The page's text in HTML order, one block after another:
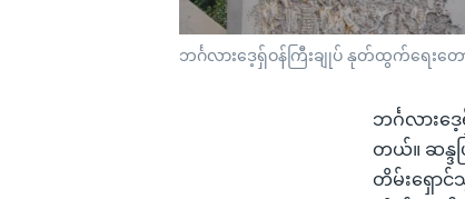
ဘင်္ဂလားဒေ့ရှ်ဝန်ကြီးချုပ် နုတ်ထွက်ရေးတေ
ဘင်္ဂလား
တယ်။ ဆန္ဒ
တိမ်းရှောင်